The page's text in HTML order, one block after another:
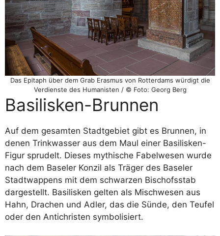
Das Epitaph über dem Grab Erasmus von Rotterdams würdigt die
Verdienste des Humanisten / © Foto: Georg Berg
Basilisken-Brunnen
Auf dem gesamten Stadtgebiet gibt es Brunnen, in
denen Trinkwasser aus dem Maul einer Basilisken-
Figur sprudelt. Dieses mythische Fabelwesen wurde
nach dem Baseler Konzil als Träger des Baseler
Stadtwappens mit dem schwarzen Bischofsstab
dargestellt. Basilisken gelten als Mischwesen aus
Hahn, Drachen und Adler, das die Sünde, den Teufel
oder den Antichristen symbolisiert.